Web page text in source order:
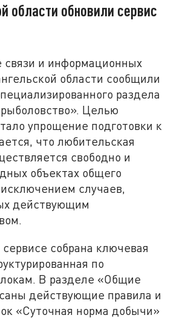
области обновили сервис
и информационных
области сообщили
раздела
Целью
упрощение подготовки к
что любительская
свободно и
объектах общего
случаев,
действующим
собрана ключевая
по
В разделе «Общие
действующие правила и
«Суточная норма добычи»